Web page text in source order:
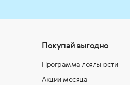
Покупай выгодно
Программа лояльности
Акции месяца